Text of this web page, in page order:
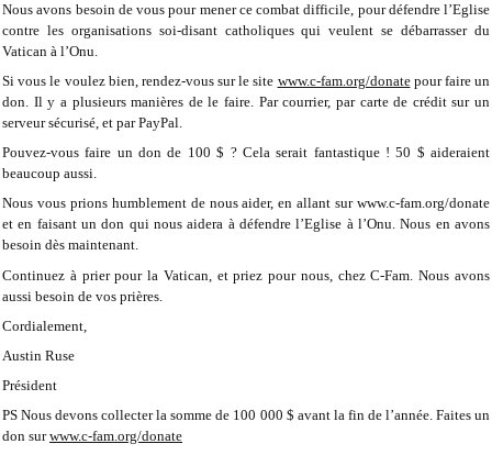
Nous avons besoin de vous pour mener ce combat difficile, pour défendre l’Eglise
contre les organisations soi-disant catholiques qui veulent se débarrasser du
Vatican à l’Onu.
Si vous le voulez bien, rendez-vous sur le site www.c-fam.org/donatepour faire un
don. Il y a plusieurs manières de le faire. Par courrier, par carte de crédit sur un
serveur sécurisé, et par PayPal.
Pouvez-vous faire un don de 100 $ ? Cela serait fantastique ! 50 $ aideraient
beaucoup aussi.
Nous vous prions humblement de nous aider, en allant sur www.c-fam.org/donate
et en faisant un don qui nous aidera à défendre l’Eglise à l’Onu. Nous en avons
besoin dès maintenant.
Continuez à prier pour la Vatican, et priez pour nous, chez C-Fam. Nous avons
aussi besoin de vos prières.
Cordialement,
Austin Ruse
Président
PS Nous devons collecter la somme de 100 000 $ avant la fin de l’année. Faites un
don surwww.c-fam.org/donate